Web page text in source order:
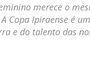
merece o
Copa Ipiraense é
e do talento das